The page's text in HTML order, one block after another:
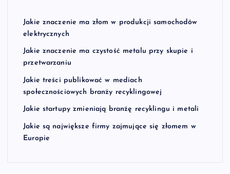
Jakie znaczenie ma złom w produkcji samochodów
elektrycznych
Jakie znaczenie ma czystość metalu przy skupie i
przetwarzaniu
Jakie treści publikować w mediach
społecznościowych branży recyklingowej
Jakie startupy zmieniają branżę recyklingu i metali
Jakie są największe firmy zajmujące się złomem w
Europie